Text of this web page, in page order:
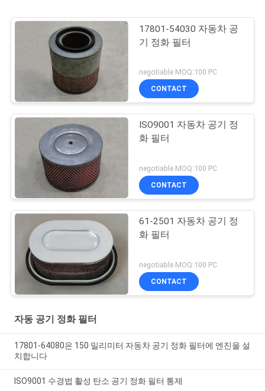
17801-54030 자동차 공
기 정화 필터
negotiable MOQ:100 PC
CONTACT
ISO9001 자동차 공기 정
화 필터
negotiable MOQ:100 PC
CONTACT
61-2501 자동차 공기 정
화 필터
negotiable MOQ:100 PC
CONTACT
자동 공기 정화 필터
17801-64080은 150 밀리미터 자동차 공기 정화 필터에 엔진을 설
치합니다
ISO9001 수경법 활성 탄소 공기 정화 필터 통제